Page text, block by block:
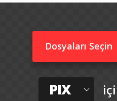
Dosyaları Seçin
PIX